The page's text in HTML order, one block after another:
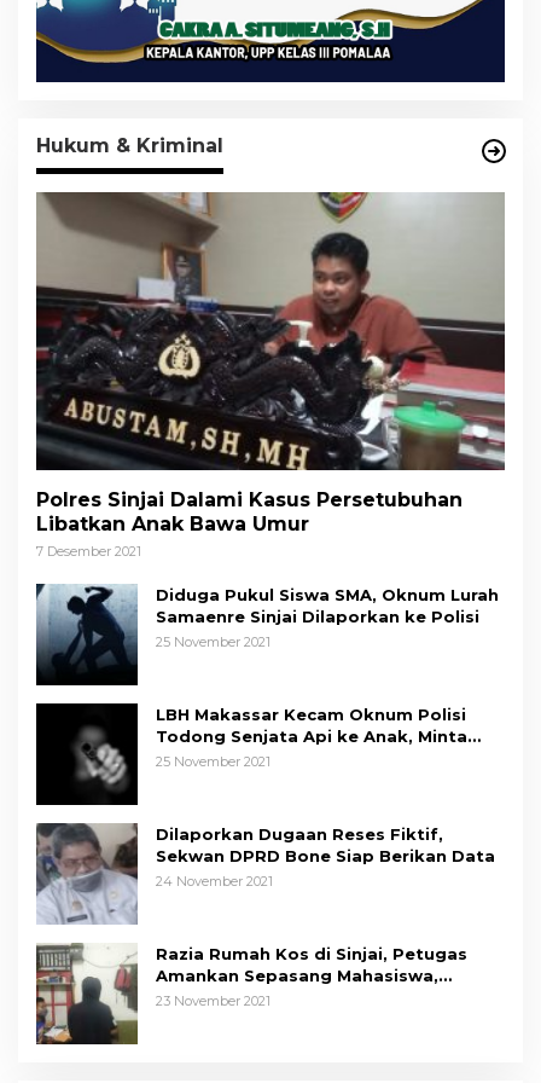
Hukum & Kriminal
Polres Sinjai Dalami Kasus Persetubuhan
Libatkan Anak Bawa Umur
7 Desember 2021
Diduga Pukul Siswa SMA, Oknum Lurah
Samaenre Sinjai Dilaporkan ke Polisi
25 November 2021
LBH Makassar Kecam Oknum Polisi
Todong Senjata Api ke Anak, Minta
Kapolda Sulsel Tindak Tegas
25 November 2021
Dilaporkan Dugaan Reses Fiktif,
Sekwan DPRD Bone Siap Berikan Data
24 November 2021
Razia Rumah Kos di Sinjai, Petugas
Amankan Sepasang Mahasiswa,
Mengaku Berpacaran
23 November 2021